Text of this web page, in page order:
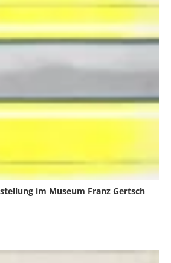
im Museum Franz Gertsch